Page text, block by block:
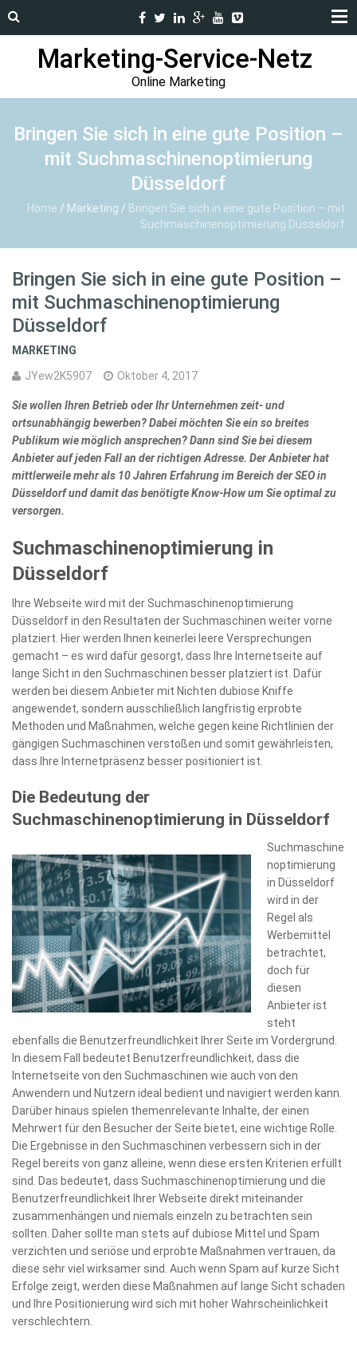
Marketing-Service-Netz
Online Marketing
Bringen Sie sich in eine gute Position –
mit Suchmaschinenoptimierung
Düsseldorf
Home / Marketing / Bringen Sie sich in eine gute Position – mit
Suchmaschinenoptimierung Düsseldorf
Bringen Sie sich in eine gute Position –
mit Suchmaschinenoptimierung
Düsseldorf
MARKETING
JYew2K5907
Oktober 4, 2017
Sie wollen Ihren Betrieb oder Ihr Unternehmen zeit- und
ortsunabhängig bewerben? Dabei möchten Sie ein so breites
Publikum wie möglich ansprechen? Dann sind Sie bei diesem
Anbieter auf jeden Fall an der richtigen Adresse. Der Anbieter hat
mittlerweile mehr als 10 Jahren Erfahrung im Bereich der SEO in
Düsseldorf und damit das benötigte Know-How um Sie optimal zu
versorgen.
Suchmaschinenoptimierung in
Düsseldorf
Ihre Webseite wird mit der Suchmaschinenoptimierung
Düsseldorf in den Resultaten der Suchmaschinen weiter vorne
platziert. Hier werden Ihnen keinerlei leere Versprechungen
gemacht – es wird dafür gesorgt, dass Ihre Internetseite auf
lange Sicht in den Suchmaschinen besser platziert ist. Dafür
werden bei diesem Anbieter mit Nichten dubiose Kniffe
angewendet, sondern ausschließlich langfristig erprobte
Methoden und Maßnahmen, welche gegen keine Richtlinien der
gängigen Suchmaschinen verstoßen und somit gewährleisten,
dass Ihre Internetpräsenz besser positioniert ist.
Die Bedeutung der
Suchmaschinenoptimierung in Düsseldorf
Suchmaschine
noptimierung
in Düsseldorf
wird in der
Regel als
Werbemittel
betrachtet,
doch für
diesen
Anbieter ist
steht
ebenfalls die Benutzerfreundlichkeit Ihrer Seite im Vordergrund.
In diesem Fall bedeutet Benutzerfreundlichkeit, dass die
Internetseite von den Suchmaschinen wie auch von den
Anwendern und Nutzern ideal bedient und navigiert werden kann.
Darüber hinaus spielen themenrelevante Inhalte, der einen
Mehrwert für den Besucher der Seite bietet, eine wichtige Rolle.
Die Ergebnisse in den Suchmaschinen verbessern sich in der
Regel bereits von ganz alleine, wenn diese ersten Kriterien erfüllt
sind. Das bedeutet, dass Suchmaschinenoptimierung und die
Benutzerfreundlichkeit Ihrer Webseite direkt miteinander
zusammenhängen und niemals einzeln zu betrachten sein
sollten. Daher sollte man stets auf dubiose Mittel und Spam
verzichten und seriöse und erprobte Maßnahmen vertrauen, da
diese sehr viel wirksamer sind. Auch wenn Spam auf kurze Sicht
Erfolge zeigt, werden diese Maßnahmen auf lange Sicht schaden
und Ihre Positionierung wird sich mit hoher Wahrscheinlichkeit
verschlechtern.